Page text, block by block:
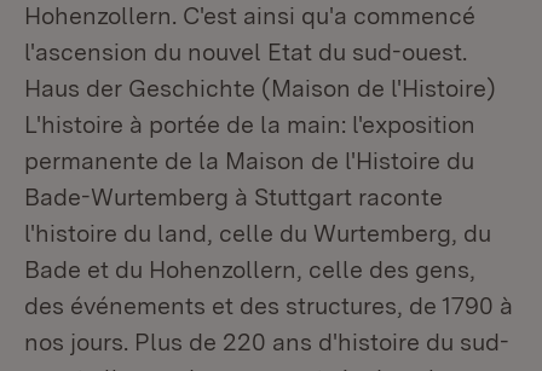
Hohenzollern. C'est ainsi qu'a commencé
l'ascension du nouvel Etat du sud-ouest.
Haus der Geschichte (Maison de l'Histoire)
L'histoire à portée de la main: l'exposition
permanente de la Maison de l'Histoire du
Bade-Wurtemberg à Stuttgart raconte
l'histoire du land, celle du Wurtemberg, du
Bade et du Hohenzollern, celle des gens,
des événements et des structures, de 1790 à
nos jours. Plus de 220 ans d'histoire du sud-